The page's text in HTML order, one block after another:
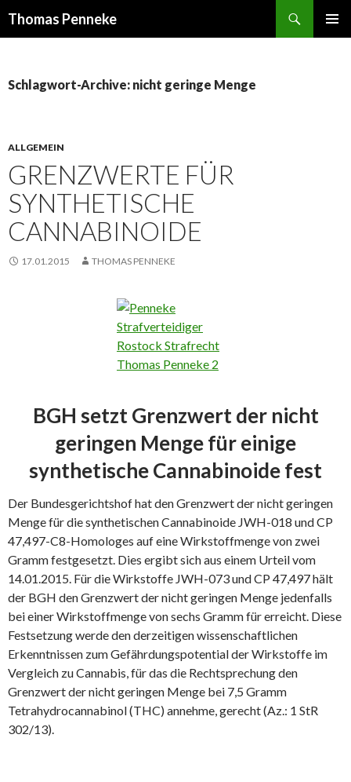
Thomas Penneke
Schlagwort-Archive: nicht geringe Menge
ALLGEMEIN
GRENZWERTE FÜR
SYNTHETISCHE
CANNABINOIDE
17.01.2015 THOMAS PENNEKE
BGH setzt Grenzwert der nicht
geringen Menge für einige
synthetische Cannabinoide fest
Der Bundesgerichtshof hat den Grenzwert der nicht geringen
Menge für die synthetischen Cannabinoide JWH-018 und CP
47,497-C8-Homologes auf eine Wirkstoffmenge von zwei
Gramm festgesetzt. Dies ergibt sich aus einem Urteil vom
14.01.2015. Für die Wirkstoffe JWH-073 und CP 47,497 hält
der BGH den Grenzwert der nicht geringen Menge jedenfalls
bei einer Wirkstoffmenge von sechs Gramm für erreicht. Diese
Festsetzung werde den derzeitigen wissenschaftlichen
Erkenntnissen zum Gefährdungspotential der Wirkstoffe im
Vergleich zu Cannabis, für das die Rechtsprechung den
Grenzwert der nicht geringen Menge bei 7,5 Gramm
Tetrahydrocannabinol (THC) annehme, gerecht (Az.: 1 StR
302/13).